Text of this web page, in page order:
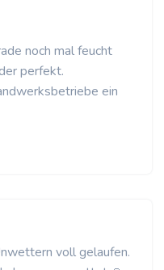
noch mal feucht
perfekt.
ein
voll gelaufen.